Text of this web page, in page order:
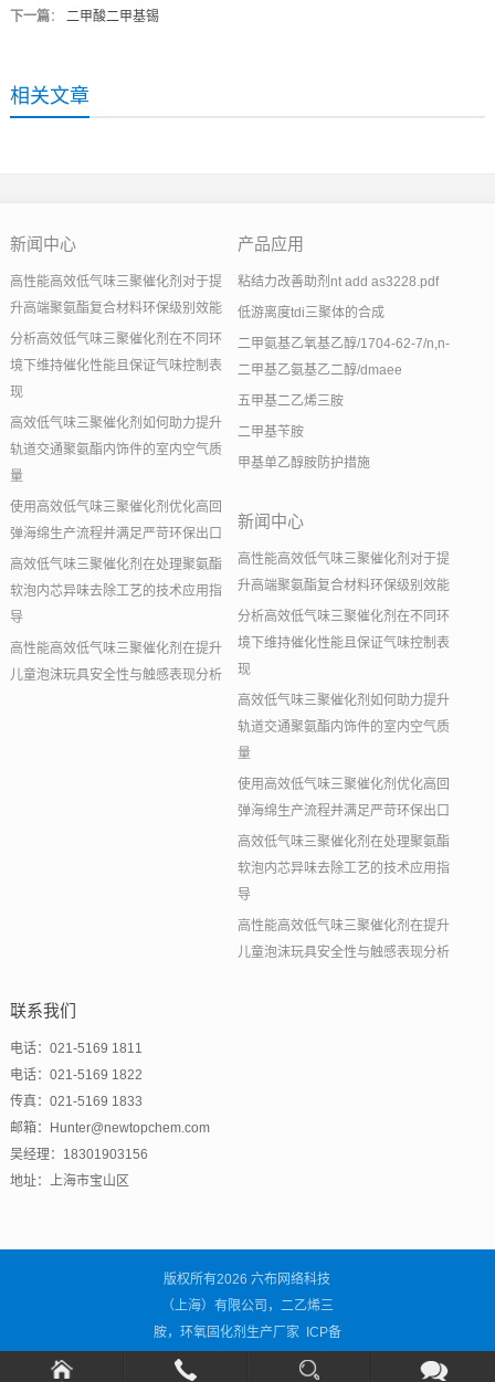
下一篇： 二甲酸二甲基锡
相关文章
新闻中心
高性能高效低气味三聚催化剂对于提
升高端聚氨酯复合材料环保级别效能
分析高效低气味三聚催化剂在不同环
境下维持催化性能且保证气味控制表
现
高效低气味三聚催化剂如何助力提升
轨道交通聚氨酯内饰件的室内空气质
量
使用高效低气味三聚催化剂优化高回
弹海绵生产流程并满足严苛环保出口
高效低气味三聚催化剂在处理聚氨酯
软泡内芯异味去除工艺的技术应用指
导
高性能高效低气味三聚催化剂在提升
儿童泡沫玩具安全性与触感表现分析
产品应用
粘结力改善助剂nt add as3228.pdf
低游离度tdi三聚体的合成
二甲氨基乙氧基乙醇/1704-62-7/n,n-
二甲基乙氨基乙二醇/dmaee
五甲基二乙烯三胺
二甲基苄胺
甲基单乙醇胺防护措施
新闻中心
高性能高效低气味三聚催化剂对于提
升高端聚氨酯复合材料环保级别效能
分析高效低气味三聚催化剂在不同环
境下维持催化性能且保证气味控制表
现
高效低气味三聚催化剂如何助力提升
轨道交通聚氨酯内饰件的室内空气质
量
使用高效低气味三聚催化剂优化高回
弹海绵生产流程并满足严苛环保出口
高效低气味三聚催化剂在处理聚氨酯
软泡内芯异味去除工艺的技术应用指
导
高性能高效低气味三聚催化剂在提升
儿童泡沫玩具安全性与触感表现分析
联系我们
电话：021-5169 1811
电话：021-5169 1822
传真：021-5169 1833
邮箱：Hunter@newtopchem.com
吴经理：18301903156
地址：上海市宝山区
版权所有2026 六布网络科技
（上海）有限公司，二乙烯三
胺，环氧固化剂生产厂家 ICP备
案号：
沪ICP备2021001838号-3